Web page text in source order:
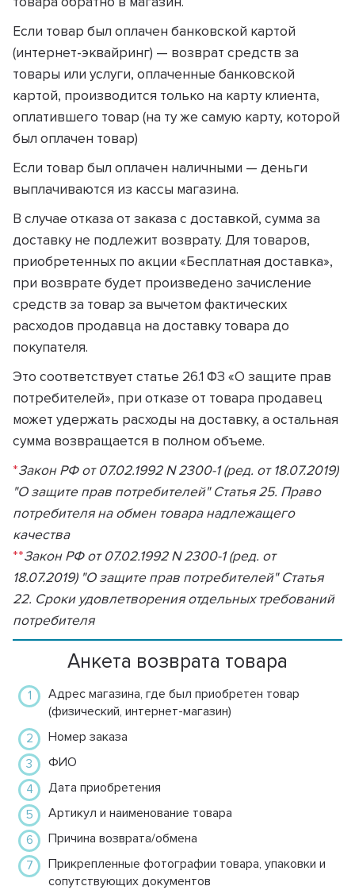
Если товар был оплачен банковской картой
(интернет-эквайринг) — возврат средств за
товары или услуги, оплаченные банковской
картой, производится только на карту клиента,
оплатившего товар (на ту же самую карту, которой
был оплачен товар)
Если товар был оплачен наличными — деньги
выплачиваются из кассы магазина.
В случае отказа от заказа с доставкой, сумма за
доставку не подлежит возврату. Для товаров,
приобретенных по акции «Бесплатная доставка»,
при возврате будет произведено зачисление
средств за товар за вычетом фактических
расходов продавца на доставку товара до
покупателя.
Это соответствует статье 26.1 ФЗ «О защите прав
потребителей», при отказе от товара продавец
может удержать расходы на доставку, а остальная
сумма возвращается в полном объеме.
*Закон РФ от 07.02.1992 N 2300-1 (ред. от 18.07.2019)
"О защите прав потребителей" Статья 25. Право
потребителя на обмен товара надлежащего
качества
**Закон РФ от 07.02.1992 N 2300-1 (ред. от
18.07.2019) "О защите прав потребителей" Статья
22. Сроки удовлетворения отдельных требований
потребителя
Анкета возврата товара
Адрес магазина, где был приобретен товар
(физический, интернет-магазин)
Номер заказа
ФИО
Дата приобретения
Артикул и наименование товара
Причина возврата/обмена
Прикрепленные фотографии товара, упаковки и
сопутствующих документов